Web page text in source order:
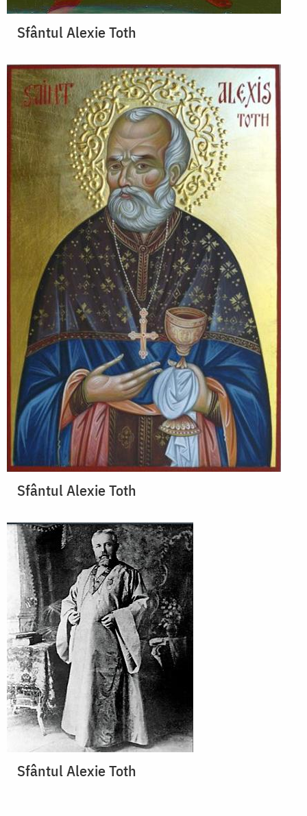
Sfântul Alexie Toth
Sfântul Alexie Toth
Sfântul Alexie Toth